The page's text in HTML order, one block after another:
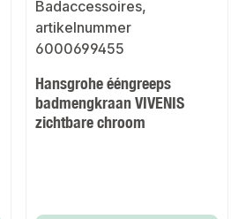
Hansgrohe ééngreeps
badmengkraan VIVENIS
zichtbare chroom